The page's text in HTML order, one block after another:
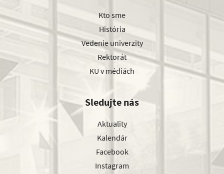
Kto sme
História
Vedenie univerzity
Rektorát
KU v médiách
Sledujte nás
Aktuality
Kalendár
Facebook
Instagram